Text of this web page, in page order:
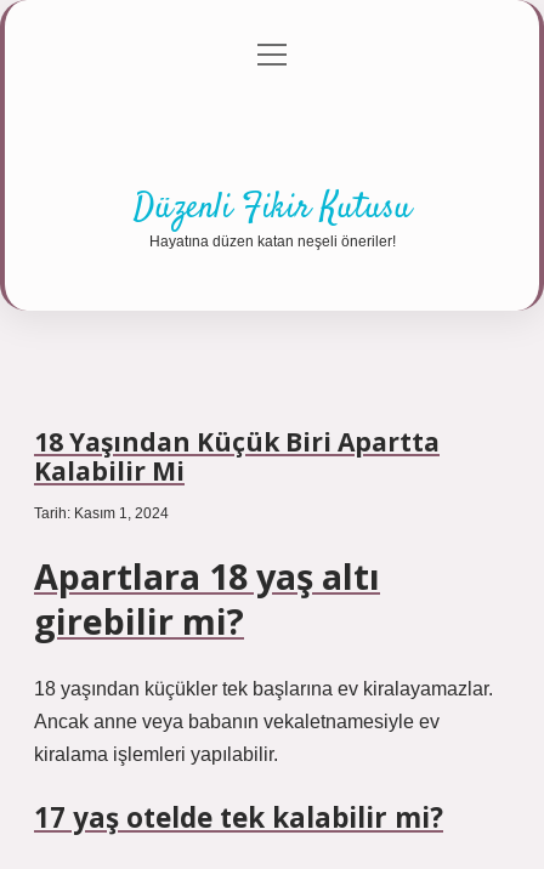
Gizlilik Politikası
menüyü
Düzenli Fikir Kutusu
Hayatına düzen katan neşeli öneriler!
18 Yaşından Küçük Biri Apartta
Kalabilir Mi
Tarih: Kasım 1, 2024
Apartlara 18 yaş altı
girebilir mi?
18 yaşından küçükler tek başlarına ev kiralayamazlar.
Ancak anne veya babanın vekaletnamesiyle ev
kiralama işlemleri yapılabilir.
17 yaş otelde tek kalabilir mi?